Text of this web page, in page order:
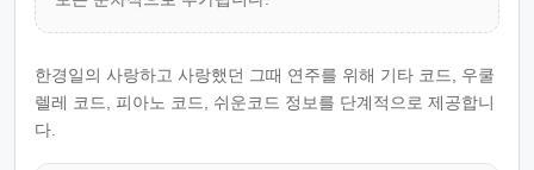
한경일의 사랑하고 사랑했던 그때 연주를 위해 기타 코드, 우쿨
렐레 코드, 피아노 코드, 쉬운코드 정보를 단계적으로 제공합니
다.